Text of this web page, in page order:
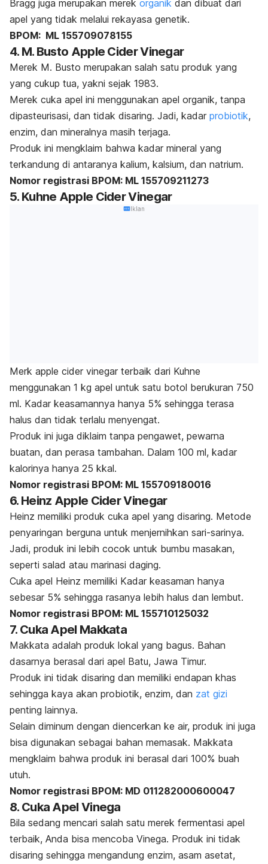
Bragg juga merupakan merek organik dan dibuat dari
apel yang tidak melalui rekayasa genetik.
BPOM: ML 155709078155
4. M. Busto Apple Cider Vinegar
Merek M. Busto merupakan salah satu produk yang
yang cukup tua, yakni sejak 1983.
Merek cuka apel ini menggunakan apel organik, tanpa
dipasteurisasi, dan tidak disaring. Jadi, kadar probiotik,
enzim, dan mineralnya masih terjaga.
Produk ini mengklaim bahwa kadar mineral yang
terkandung di antaranya kalium, kalsium, dan natrium.
Nomor registrasi BPOM: ML 155709211273
5. Kuhne Apple Cider Vinegar
Iklan
Merk apple cider vinegar terbaik dari Kuhne
menggunakan 1 kg apel untuk satu botol berukuran 750
ml. Kadar keasamannya hanya 5% sehingga terasa
halus dan tidak terlalu menyengat.
Produk ini juga diklaim tanpa pengawet, pewarna
buatan, dan perasa tambahan. Dalam 100 ml, kadar
kalorinya hanya 25 kkal.
Nomor registrasi BPOM: ML 155709180016
6. Heinz Apple Cider Vinegar
Heinz memiliki produk cuka apel yang disaring. Metode
penyaringan berguna untuk menjernihkan sari-sarinya.
Jadi, produk ini lebih cocok untuk bumbu masakan,
seperti salad atau marinasi daging.
Cuka apel Heinz memiliki Kadar keasaman hanya
sebesar 5% sehingga rasanya lebih halus dan lembut.
Nomor registrasi BPOM: ML 155710125032
7. Cuka Apel Makkata
Makkata adalah produk lokal yang bagus. Bahan
dasarnya berasal dari apel Batu, Jawa Timur.
Produk ini tidak disaring dan memiliki endapan khas
sehingga kaya akan probiotik, enzim, dan zat gizi
penting lainnya.
Selain diminum dengan diencerkan ke air, produk ini juga
bisa digunakan sebagai bahan memasak. Makkata
mengklaim bahwa produk ini berasal dari 100% buah
utuh.
Nomor registrasi BPOM: MD 011282000600047
8. Cuka Apel Vinega
Bila sedang mencari salah satu merek fermentasi apel
terbaik, Anda bisa mencoba Vinega. Produk ini tidak
disaring sehingga mengandung enzim, asam asetat,